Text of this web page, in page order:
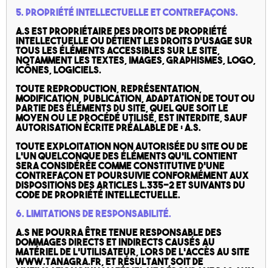
5. Propriété intellectuelle et contrefaçons.
A.S est propriétaire des droits de propriété
intellectuelle ou détient les droits d’usage sur
tous les éléments accessibles sur le site,
notamment les textes, images, graphismes, logo,
icônes, logiciels.
Toute reproduction, représentation,
modification, publication, adaptation de tout ou
partie des éléments du site, quel que soit le
moyen ou le procédé utilisé, est interdite, sauf
autorisation écrite préalable de : A.S.
Toute exploitation non autorisée du site ou de
l’un quelconque des éléments qu’il contient
sera considérée comme constitutive d’une
contrefaçon et poursuivie conformément aux
dispositions des articles L.335-2 et suivants du
Code de Propriété Intellectuelle.
6. Limitations de responsabilité.
A.S ne pourra être tenue responsable des
dommages directs et indirects causés au
matériel de l’utilisateur, lors de l’accès au site
www.tanagra.fr, et résultant soit de